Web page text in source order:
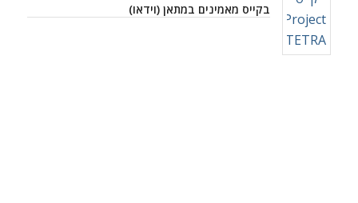
בקייס מאמינים במתאן (וידאו)